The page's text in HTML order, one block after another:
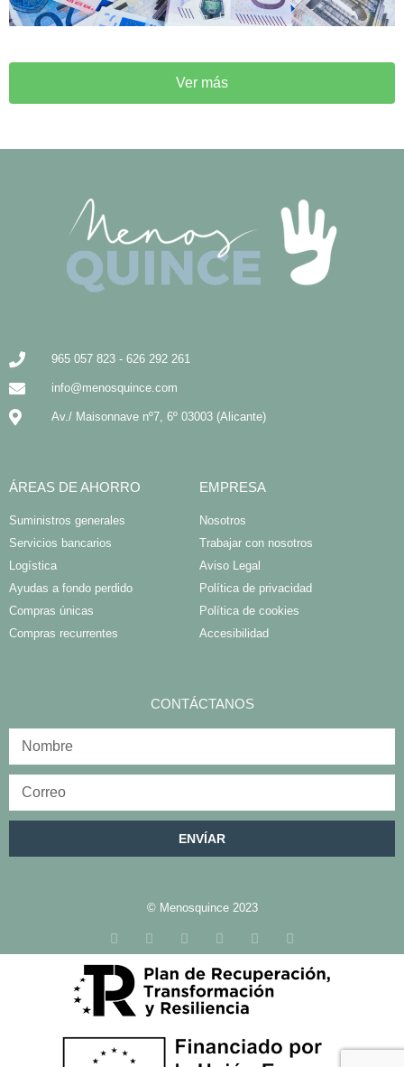
Ver más
965 057 823 - 626 292 261
info@menosquince.com
Av./ Maisonnave nº7, 6º 03003 (Alicante)
ÁREAS DE AHORRO
Suministros generales
Servicios bancarios
Logística
Ayudas a fondo perdido
Compras únicas
Compras recurrentes
EMPRESA
Nosotros
Trabajar con nosotros
Aviso Legal
Política de privacidad
Política de cookies
Accesibilidad
CONTÁCTANOS
ENVÍAR
© Menosquince 2023